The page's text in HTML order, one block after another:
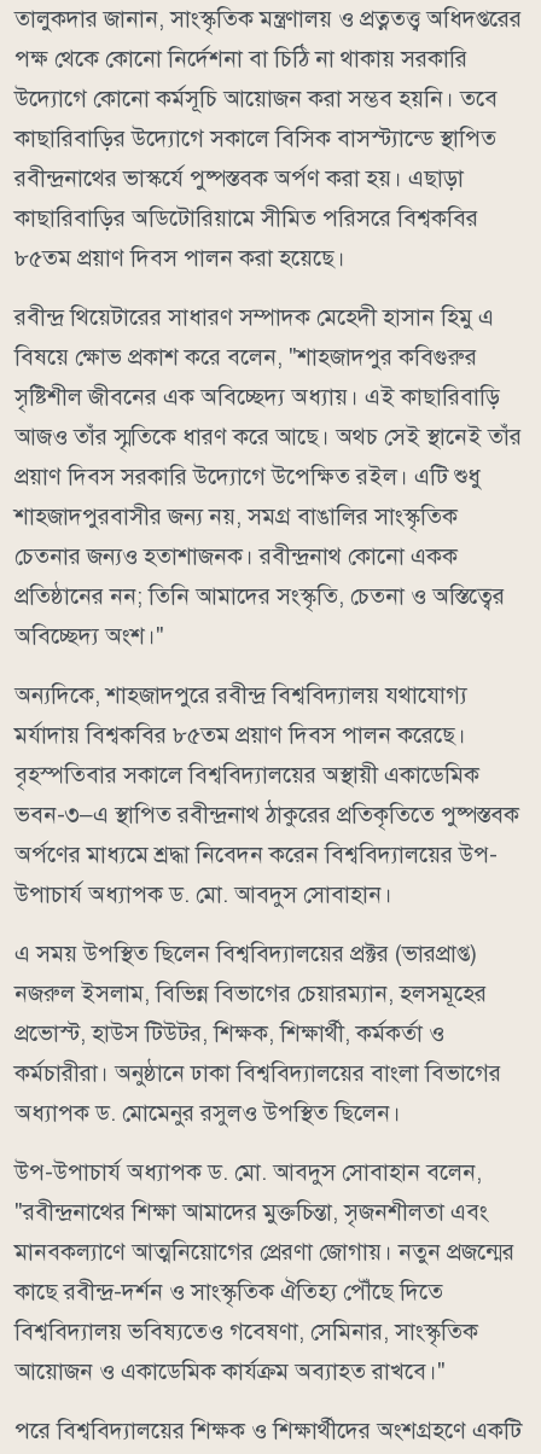
তালুকদার জানান, সাংস্কৃতিক মন্ত্রণালয় ও প্রত্নতত্ত্ব অধিদপ্তরের
পক্ষ থেকে কোনো নির্দেশনা বা চিঠি না থাকায় সরকারি
উদ্যোগে কোনো কর্মসূচি আয়োজন করা সম্ভব হয়নি। তবে
কাছারিবাড়ির উদ্যোগে সকালে বিসিক বাসস্ট্যান্ডে স্থাপিত
রবীন্দ্রনাথের ভাস্কর্যে পুষ্পস্তবক অর্পণ করা হয়। এছাড়া
কাছারিবাড়ির অডিটোরিয়ামে সীমিত পরিসরে বিশ্বকবির
৮৫তম প্রয়াণ দিবস পালন করা হয়েছে।
রবীন্দ্র থিয়েটারের সাধারণ সম্পাদক মেহেদী হাসান হিমু এ
বিষয়ে ক্ষোভ প্রকাশ করে বলেন, "শাহজাদপুর কবিগুরুর
সৃষ্টিশীল জীবনের এক অবিচ্ছেদ্য অধ্যায়। এই কাছারিবাড়ি
আজও তাঁর স্মৃতিকে ধারণ করে আছে। অথচ সেই স্থানেই তাঁর
প্রয়াণ দিবস সরকারি উদ্যোগে উপেক্ষিত রইল। এটি শুধু
শাহজাদপুরবাসীর জন্য নয়, সমগ্র বাঙালির সাংস্কৃতিক
চেতনার জন্যও হতাশাজনক। রবীন্দ্রনাথ কোনো একক
প্রতিষ্ঠানের নন; তিনি আমাদের সংস্কৃতি, চেতনা ও অস্তিত্বের
অবিচ্ছেদ্য অংশ।"
অন্যদিকে, শাহজাদপুরে রবীন্দ্র বিশ্ববিদ্যালয় যথাযোগ্য
মর্যাদায় বিশ্বকবির ৮৫তম প্রয়াণ দিবস পালন করেছে।
বৃহস্পতিবার সকালে বিশ্ববিদ্যালয়ের অস্থায়ী একাডেমিক
ভবন-৩–এ স্থাপিত রবীন্দ্রনাথ ঠাকুরের প্রতিকৃতিতে পুষ্পস্তবক
অর্পণের মাধ্যমে শ্রদ্ধা নিবেদন করেন বিশ্ববিদ্যালয়ের উপ-
উপাচার্য অধ্যাপক ড. মো. আবদুস সোবাহান।
এ সময় উপস্থিত ছিলেন বিশ্ববিদ্যালয়ের প্রক্টর (ভারপ্রাপ্ত)
নজরুল ইসলাম, বিভিন্ন বিভাগের চেয়ারম্যান, হলসমূহের
প্রভোস্ট, হাউস টিউটর, শিক্ষক, শিক্ষার্থী, কর্মকর্তা ও
কর্মচারীরা। অনুষ্ঠানে ঢাকা বিশ্ববিদ্যালয়ের বাংলা বিভাগের
অধ্যাপক ড. মোমেনুর রসুলও উপস্থিত ছিলেন।
উপ-উপাচার্য অধ্যাপক ড. মো. আবদুস সোবাহান বলেন,
"রবীন্দ্রনাথের শিক্ষা আমাদের মুক্তচিন্তা, সৃজনশীলতা এবং
মানবকল্যাণে আত্মনিয়োগের প্রেরণা জোগায়। নতুন প্রজন্মের
কাছে রবীন্দ্র-দর্শন ও সাংস্কৃতিক ঐতিহ্য পৌঁছে দিতে
বিশ্ববিদ্যালয় ভবিষ্যতেও গবেষণা, সেমিনার, সাংস্কৃতিক
আয়োজন ও একাডেমিক কার্যক্রম অব্যাহত রাখবে।"
পরে বিশ্ববিদ্যালয়ের শিক্ষক ও শিক্ষার্থীদের অংশগ্রহণে একটি